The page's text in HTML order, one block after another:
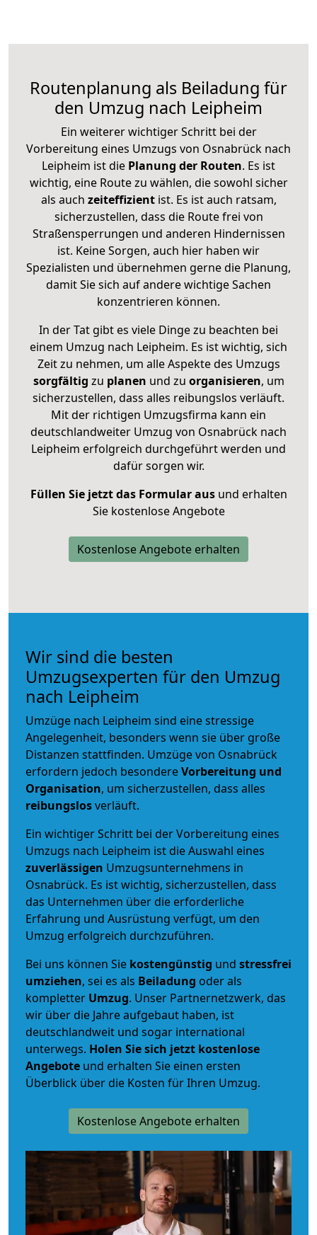
Routenplanung als Beiladung für
den Umzug nach Leipheim
Ein weiterer wichtiger Schritt bei der
Vorbereitung eines Umzugs von Osnabrück nach
Leipheim ist die Planung der Routen. Es ist
wichtig, eine Route zu wählen, die sowohl sicher
als auch zeiteffizientist. Es ist auch ratsam,
sicherzustellen, dass die Route frei von
Straßensperrungen und anderen Hindernissen
ist. Keine Sorgen, auch hier haben wir
Spezialisten und übernehmen gerne die Planung,
damit Sie sich auf andere wichtige Sachen
konzentrieren können.
In der Tat gibt es viele Dinge zu beachten bei
einem Umzug nach Leipheim. Es ist wichtig, sich
Zeit zu nehmen, um alle Aspekte des Umzugs
sorgfältig zu planen und zu organisieren, um
sicherzustellen, dass alles reibungslos verläuft.
Mit der richtigen Umzugsfirma kann ein
deutschlandweiter Umzug von Osnabrück nach
Leipheim erfolgreich durchgeführt werden und
dafür sorgen wir.
Füllen Sie jetzt das Formular ausund erhalten
Sie kostenlose Angebote
Kostenlose Angebote erhalten
Wir sind die besten
Umzugsexperten für den Umzug
nach Leipheim
Umzüge nach Leipheim sind eine stressige
Angelegenheit, besonders wenn sie über große
Distanzen stattfinden. Umzüge von Osnabrück
erfordern jedoch besondereVorbereitung und
Organisation, um sicherzustellen, dass alles
reibungslosverläuft.
Ein wichtiger Schritt bei der Vorbereitung eines
Umzugs nach Leipheim ist die Auswahl eines
zuverlässigen Umzugsunternehmens in
Osnabrück. Es ist wichtig, sicherzustellen, dass
das Unternehmen über die erforderliche
Erfahrung und Ausrüstung verfügt, um den
Umzug erfolgreich durchzuführen.
Bei uns können Sie kostengünstig und stressfrei
umziehen, sei es als Beiladung oder als
kompletter Umzug. Unser Partnernetzwerk, das
wir über die Jahre aufgebaut haben, ist
deutschlandweit und sogar international
unterwegs. Holen Sie sich jetzt kostenlose
Angebote und erhalten Sie einen ersten
Überblick über die Kosten für Ihren Umzug.
Kostenlose Angebote erhalten